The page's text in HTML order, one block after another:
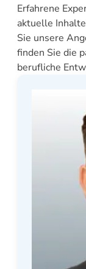
Erfahrene
aktuelle
Sie unsere
finden Sie die
berufliche